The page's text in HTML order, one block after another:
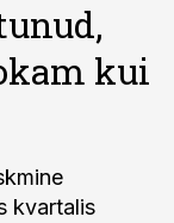
kui
kvartalis